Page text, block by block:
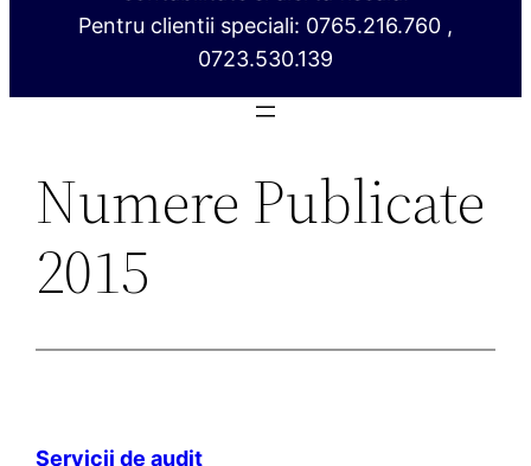
Pentru clientii speciali: 0765.216.760 ,
0723.530.139
Numere Publicate
2015
Servicii de audit